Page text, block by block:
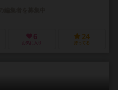
6
お気に入り
24
持ってる